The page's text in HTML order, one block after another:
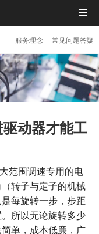
服务理念 常见问题答疑
动器才能工
范围调速专用的电
转子与定子的机械
每旋转一步，步距
所以无论旋转多少
单，成本低廉，广